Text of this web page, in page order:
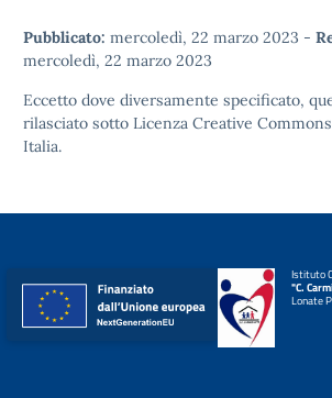
Pubblicato: mercoledì, 22 marzo 2023 -
mercoledì, 22 marzo 2023
Eccetto dove diversamente specificato,
rilasciato sotto Licenza Creative
Italia.
Istituto
"C.
Lonate